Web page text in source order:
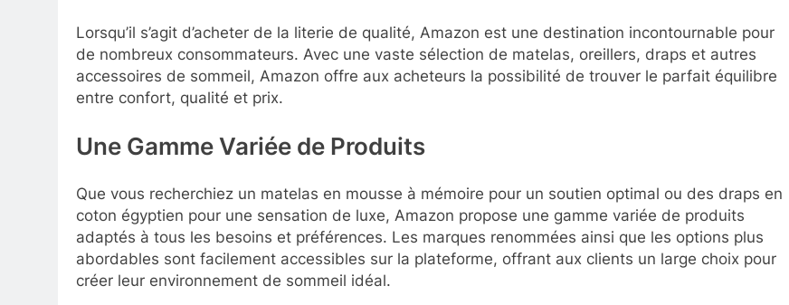
Lorsqu’il s’agit d’acheter de la literie de qualité, Amazon est une destination incontournable pour
de nombreux consommateurs. Avec une vaste sélection de matelas, oreillers, draps et autres
accessoires de sommeil, Amazon offre aux acheteurs la possibilité de trouver le parfait équilibre
entre confort, qualité et prix.
Une Gamme Variée de Produits
Que vous recherchiez un matelas en mousse à mémoire pour un soutien optimal ou des draps en
coton égyptien pour une sensation de luxe, Amazon propose une gamme variée de produits
adaptés à tous les besoins et préférences. Les marques renommées ainsi que les options plus
abordables sont facilement accessibles sur la plateforme, offrant aux clients un large choix pour
créer leur environnement de sommeil idéal.